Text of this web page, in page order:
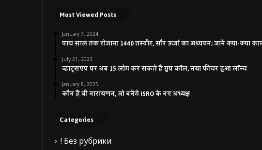
Most Viewed Posts
January 7, 2024
पांच साल तक रोजाना 1440 तस्वीर, सौर ऊर्जा का अध्ययन; जानें क्या-क्या
July 21, 2023
व्हाट्सएप पर अब 15 लोग कर सकते हैं ग्रुप कॉल, नया फीचर हुआ लॉन्च
January 8, 2025
कौन हैं वी नारायणन, जो बनेंगे ISRO के नए अध्यक्ष
Categories
! Без рубрики